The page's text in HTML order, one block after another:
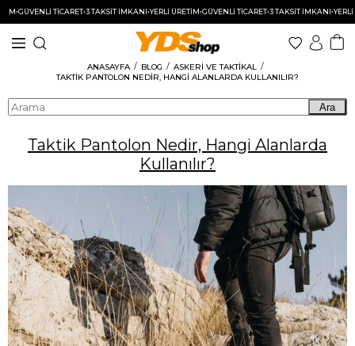
TİCARET•3 TAKSİT İMKANI•YERLİ ÜRETİM•GÜVENLİ TİCARET•3 TAKSİT İMKANI•YERLİ
ANASAYFA BLOG
ASKERI VE TAKTIKAL
TAKTIK PANTOLON NEDIR, HANGI ALANLARDA KULLANILIR?
Ara
Taktik Pantolon Nedir, Hangi Alanlarda
Kullanılır?